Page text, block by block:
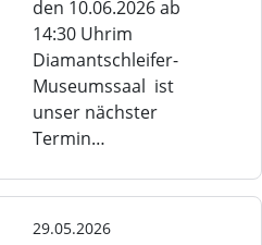
den 10.06.2026 ab
14:30 Uhrim
Diamantschleifer-
Museumssaal ist
unser nächster
Termin…
29.05.2026